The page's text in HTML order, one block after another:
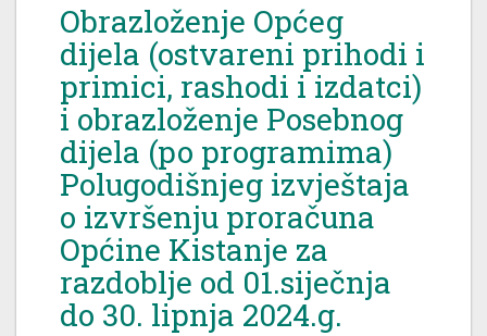
Obrazloženje Općeg
dijela (ostvareni prihodi i
primici, rashodi i izdatci)
i obrazloženje Posebnog
dijela (po programima)
Polugodišnjeg izvještaja
o izvršenju proračuna
Općine Kistanje za
razdoblje od 01.siječnja
do 30. lipnja 2024.g.